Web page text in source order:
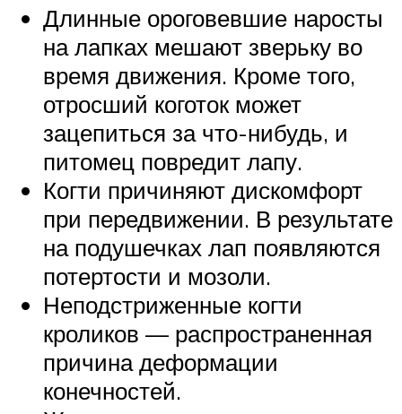
Длинные ороговевшие наросты
на лапках мешают зверьку во
время движения. Кроме того,
отросший коготок может
зацепиться за что-нибудь, и
питомец повредит лапу.
Когти причиняют дискомфорт
при передвижении. В результате
на подушечках лап появляются
потертости и мозоли.
Неподстриженные когти
кроликов — распространенная
причина деформации
конечностей.